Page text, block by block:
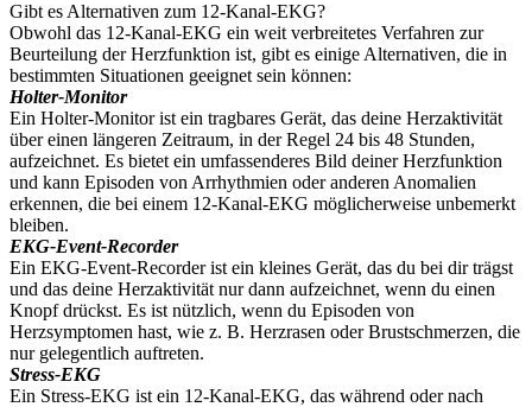
Gibt es Alternativen zum 12-Kanal-EKG?
Obwohl das 12-Kanal-EKG ein weit verbreitetes Verfahren zur
Beurteilung der Herzfunktion ist, gibt es einige Alternativen, die in
bestimmten Situationen geeignet sein können:
Holter-Monitor
Ein Holter-Monitor ist ein tragbares Gerät, das deine Herzaktivität
über einen längeren Zeitraum, in der Regel 24 bis 48 Stunden,
aufzeichnet. Es bietet ein umfassenderes Bild deiner Herzfunktion
und kann Episoden von Arrhythmien oder anderen Anomalien
erkennen, die bei einem 12-Kanal-EKG möglicherweise unbemerkt
bleiben.
EKG-Event-Recorder
Ein EKG-Event-Recorder ist ein kleines Gerät, das du bei dir trägst
und das deine Herzaktivität nur dann aufzeichnet, wenn du einen
Knopf drückst. Es ist nützlich, wenn du Episoden von
Herzsymptomen hast, wie z. B. Herzrasen oder Brustschmerzen, die
nur gelegentlich auftreten.
Stress-EKG
Ein Stress-EKG ist ein 12-Kanal-EKG, das während oder nach